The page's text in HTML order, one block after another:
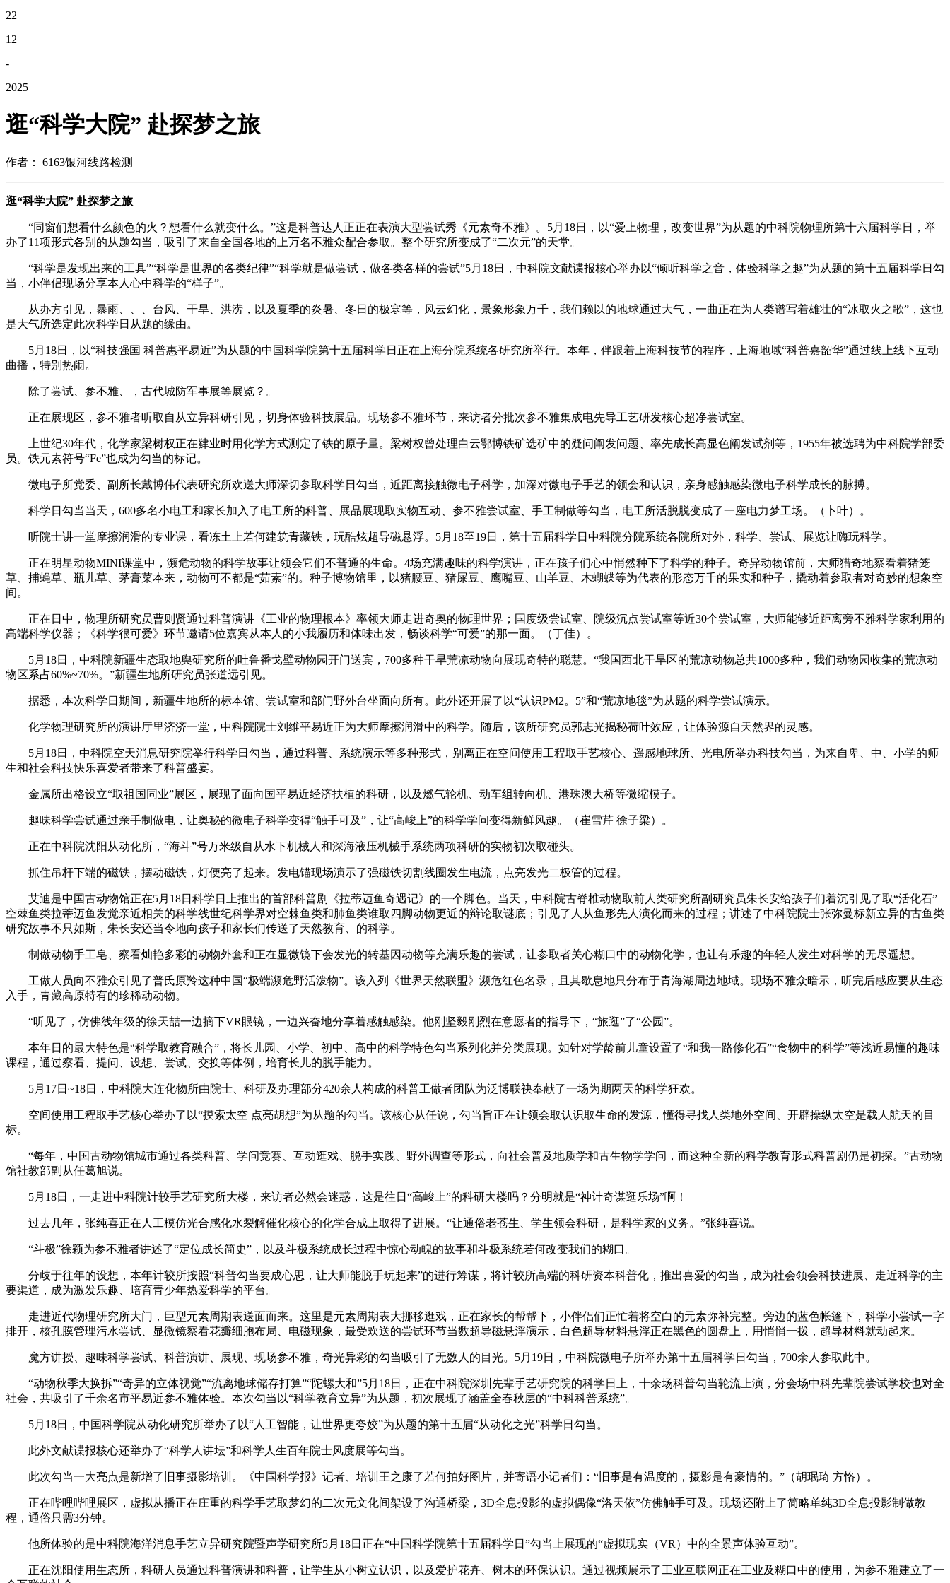
22
12
-
2025
逛“科学大院” 赴探梦之旅
作者： 6163银河线路检测
逛“科学大院” 赴探梦之旅
“同窗们想看什么颜色的火？想看什么就变什么。”这是科普达人正正在表演大型尝试秀《元素奇不雅》。5月18日，以“爱上物理，改变世界”为从题的中科院物理所第十六届科学日，举
办了11项形式各别的从题勾当，吸引了来自全国各地的上万名不雅众配合参取。整个研究所变成了“二次元”的天堂。
“科学是发现出来的工具”“科学是世界的各类纪律”“科学就是做尝试，做各类各样的尝试”5月18日，中科院文献谍报核心举办以“倾听科学之音，体验科学之趣”为从题的第十五届科学日勾
当，小伴侣现场分享本人心中科学的“样子”。
从办方引见，暴雨、、、台风、干旱、洪涝，以及夏季的炎暑、冬日的极寒等，风云幻化，景象形象万千，我们赖以的地球通过大气，一曲正在为人类谱写着雄壮的“冰取火之歌”，这也
是大气所选定此次科学日从题的缘由。
5月18日，以“科技强国 科普惠平易近”为从题的中国科学院第十五届科学日正在上海分院系统各研究所举行。本年，伴跟着上海科技节的程序，上海地域“科普嘉韶华”通过线上线下互动
曲播，特别热闹。
除了尝试、参不雅、，古代城防军事展等展览？。
正在展现区，参不雅者听取自从立异科研引见，切身体验科技展品。现场参不雅环节，来访者分批次参不雅集成电先导工艺研发核心超净尝试室。
上世纪30年代，化学家梁树权正在肄业时用化学方式测定了铁的原子量。梁树权曾处理白云鄂博铁矿选矿中的疑问阐发问题、率先成长高显色阐发试剂等，1955年被选聘为中科院学部委
员。铁元素符号“Fe”也成为勾当的标记。
微电子所党委、副所长戴博伟代表研究所欢送大师深切参取科学日勾当，近距离接触微电子科学，加深对微电子手艺的领会和认识，亲身感触感染微电子科学成长的脉搏。
科学日勾当当天，600多名小电工和家长加入了电工所的科普、展品展现取实物互动、参不雅尝试室、手工制做等勾当，电工所活脱脱变成了一座电力梦工场。（卜叶）。
听院士讲一堂摩擦润滑的专业课，看冻土上若何建筑青藏铁，玩酷炫超导磁悬浮。5月18至19日，第十五届科学日中科院分院系统各院所对外，科学、尝试、展览让嗨玩科学。
正在明星动物MINI课堂中，濒危动物的科学故事让领会它们不普通的生命。4场充满趣味的科学演讲，正在孩子们心中悄然种下了科学的种子。奇异动物馆前，大师猎奇地察看着猪笼
草、捕蝇草、瓶儿草、茅膏菜本来，动物可不都是“茹素”的。种子博物馆里，以猪腰豆、猪屎豆、鹰嘴豆、山羊豆、木蝴蝶等为代表的形态万千的果实和种子，撬动着参取者对奇妙的想象空
间。
正在日中，物理所研究员曹则贤通过科普演讲《工业的物理根本》率领大师走进奇奥的物理世界；国度级尝试室、院级沉点尝试室等近30个尝试室，大师能够近距离旁不雅科学家利用的
高端科学仪器；《科学很可爱》环节邀请5位嘉宾从本人的小我履历和体味出发，畅谈科学“可爱”的那一面。（丁佳）。
5月18日，中科院新疆生态取地舆研究所的吐鲁番戈壁动物园开门送宾，700多种干旱荒凉动物向展现奇特的聪慧。“我国西北干旱区的荒凉动物总共1000多种，我们动物园收集的荒凉动
物区系占60%~70%。”新疆生地所研究员张道远引见。
据悉，本次科学日期间，新疆生地所的标本馆、尝试室和部门野外台坐面向所有。此外还开展了以“认识PM2。5”和“荒凉地毯”为从题的科学尝试演示。
化学物理研究所的演讲厅里济济一堂，中科院院士刘维平易近正为大师摩擦润滑中的科学。随后，该所研究员郭志光揭秘荷叶效应，让体验源自天然界的灵感。
5月18日，中科院空天消息研究院举行科学日勾当，通过科普、系统演示等多种形式，别离正在空间使用工程取手艺核心、遥感地球所、光电所举办科技勾当，为来自卑、中、小学的师
生和社会科技快乐喜爱者带来了科普盛宴。
金属所出格设立“取祖国同业”展区，展现了面向国平易近经济扶植的科研，以及燃气轮机、动车组转向机、港珠澳大桥等微缩模子。
趣味科学尝试通过亲手制做电，让奥秘的微电子科学变得“触手可及”，让“高峻上”的科学学问变得新鲜风趣。（崔雪芹 徐子梁）。
正在中科院沈阳从动化所，“海斗”号万米级自从水下机械人和深海液压机械手系统两项科研的实物初次取碰头。
抓住吊杆下端的磁铁，摆动磁铁，灯便亮了起来。发电锚现场演示了强磁铁切割线圈发生电流，点亮发光二极管的过程。
艾迪是中国古动物馆正在5月18日科学日上推出的首部科普剧《拉蒂迈鱼奇遇记》的一个脚色。当天，中科院古脊椎动物取前人类研究所副研究员朱长安给孩子们着沉引见了取“活化石”
空棘鱼类拉蒂迈鱼发觉亲近相关的科学线世纪科学界对空棘鱼类和肺鱼类谁取四脚动物更近的辩论取谜底；引见了人从鱼形先人演化而来的过程；讲述了中科院院士张弥曼标新立异的古鱼类
研究故事不只如斯，朱长安还当令地向孩子和家长们传送了天然教育、的科学。
制做动物手工皂、察看灿艳多彩的动物外套和正在显微镜下会发光的转基因动物等充满乐趣的尝试，让参取者关心糊口中的动物化学，也让有乐趣的年轻人发生对科学的无尽遥想。
工做人员向不雅众引见了普氏原羚这种中国“极端濒危野活泼物”。该入列《世界天然联盟》濒危红色名录，且其歇息地只分布于青海湖周边地域。现场不雅众暗示，听完后感应要从生态
入手，青藏高原特有的珍稀动动物。
“听见了，仿佛线年级的徐天喆一边摘下VR眼镜，一边兴奋地分享着感触感染。他刚坚毅刚烈在意愿者的指导下，“旅逛”了“公园”。
本年日的最大特色是“科学取教育融合”，将长儿园、小学、初中、高中的科学特色勾当系列化并分类展现。如针对学龄前儿童设置了“和我一路修化石”“食物中的科学”等浅近易懂的趣味
课程，通过察看、提问、设想、尝试、交换等体例，培育长儿的脱手能力。
5月17日~18日，中科院大连化物所由院士、科研及办理部分420余人构成的科普工做者团队为泛博联袂奉献了一场为期两天的科学狂欢。
空间使用工程取手艺核心举办了以“摸索太空 点亮胡想”为从题的勾当。该核心从任说，勾当旨正在让领会取认识取生命的发源，懂得寻找人类地外空间、开辟操纵太空是载人航天的目
标。
“每年，中国古动物馆城市通过各类科普、学问竞赛、互动逛戏、脱手实践、野外调查等形式，向社会普及地质学和古生物学学问，而这种全新的科学教育形式科普剧仍是初探。”古动物
馆社教部副从任葛旭说。
5月18日，一走进中科院计较手艺研究所大楼，来访者必然会迷惑，这是往日“高峻上”的科研大楼吗？分明就是“神计奇谋逛乐场”啊！
过去几年，张纯喜正在人工模仿光合感化水裂解催化核心的化学合成上取得了进展。“让通俗老苍生、学生领会科研，是科学家的义务。”张纯喜说。
“斗极”徐颖为参不雅者讲述了“定位成长简史”，以及斗极系统成长过程中惊心动魄的故事和斗极系统若何改变我们的糊口。
分歧于往年的设想，本年计较所按照“科普勾当要成心思，让大师能脱手玩起来”的进行筹谋，将计较所高端的科研资本科普化，推出喜爱的勾当，成为社会领会科技进展、走近科学的主
要渠道，成为激发乐趣、培育青少年热爱科学的平台。
走进近代物理研究所大门，巨型元素周期表送面而来。这里是元素周期表大挪移逛戏，正在家长的帮帮下，小伴侣们正忙着将空白的元素弥补完整。旁边的蓝色帐篷下，科学小尝试一字
排开，核孔膜管理污水尝试、显微镜察看花瓣细胞布局、电磁现象，最受欢送的尝试环节当数超导磁悬浮演示，白色超导材料悬浮正在黑色的圆盘上，用悄悄一拨，超导材料就动起来。
魔方讲授、趣味科学尝试、科普演讲、展现、现场参不雅，奇光异彩的勾当吸引了无数人的目光。5月19日，中科院微电子所举办第十五届科学日勾当，700余人参取此中。
“动物秋季大换拆”“奇异的立体视觉”“流离地球储存打算”“陀螺大和”5月18日，正在中科院深圳先辈手艺研究院的科学日上，十余场科普勾当轮流上演，分会场中科先辈院尝试学校也对全
社会，共吸引了千余名市平易近参不雅体验。本次勾当以“科学教育立异”为从题，初次展现了涵盖全春秋层的“中科科普系统”。
5月18日，中国科学院从动化研究所举办了以“人工智能，让世界更夸姣”为从题的第十五届“从动化之光”科学日勾当。
此外文献谍报核心还举办了“科学人讲坛”和科学人生百年院士风度展等勾当。
此次勾当一大亮点是新增了旧事摄影培训。《中国科学报》记者、培训王之康了若何拍好图片，并寄语小记者们：“旧事是有温度的，摄影是有豪情的。”（胡珉琦 方恪）。
正在哔哩哔哩展区，虚拟从播正在庄重的科学手艺取梦幻的二次元文化间架设了沟通桥梁，3D全息投影的虚拟偶像“洛天依”仿佛触手可及。现场还附上了简略单纯3D全息投影制做教
程，通俗只需3分钟。
他所体验的是中科院海洋消息手艺立异研究院暨声学研究所5月18日正在“中国科学院第十五届科学日”勾当上展现的“虚拟现实（VR）中的全景声体验互动”。
正在沈阳使用生态所，科研人员通过科普演讲和科普，让学生从小树立认识，以及爱护花卉、树木的环保认识。通过视频展示了工业互联网正在工业及糊口中的使用，为参不雅建立了一